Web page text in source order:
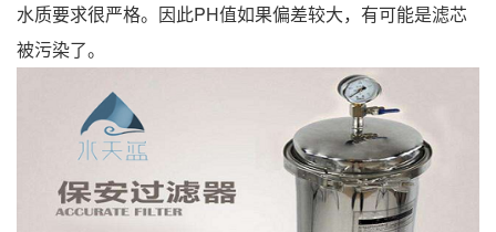
水质要求很严格。因此PH值如果偏差较大，有可能是滤芯
被污染了。